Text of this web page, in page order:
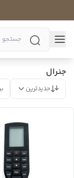
جنرال
جدیدترین